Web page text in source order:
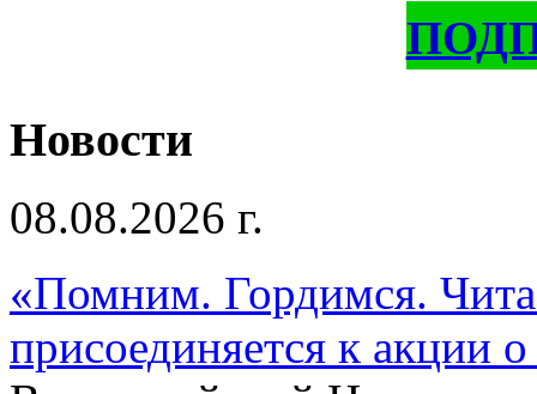
Новости
08.08.2026 г.
«Помним. Гордимся.
присоединяется к акции